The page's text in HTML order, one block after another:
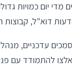
מדי יום כמויות
דוא"ל, קבוצות
עדכניים,
להתמודד עם